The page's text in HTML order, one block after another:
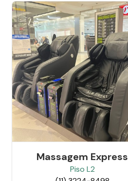
Massagem Express
Piso L2